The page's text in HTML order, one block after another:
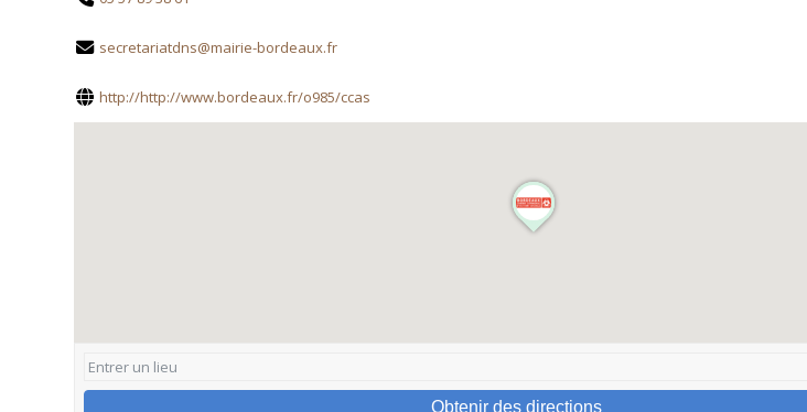
secretariatdns@mairie-bordeaux.fr
http://http://www.bordeaux.fr/o985/ccas
Obtenir des directions